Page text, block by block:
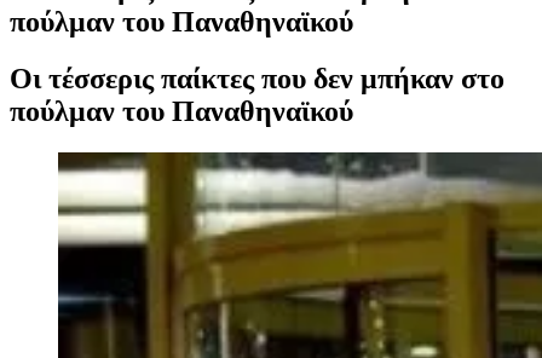
πούλμαν του Παναθηναϊκού
Οι τέσσερις παίκτες που δεν μπήκαν στο
πούλμαν του Παναθηναϊκού